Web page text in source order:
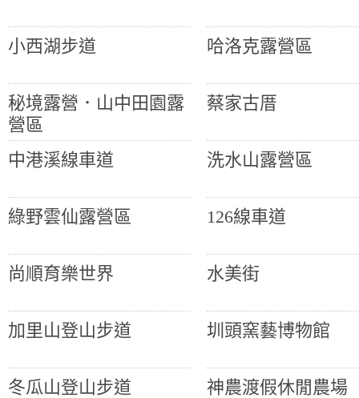
小西湖步道 哈洛克露營區
秘境露營．山中田園露
營區
蔡家古厝
中港溪線車道 洗水山露營區
綠野雲仙露營區 126線車道
尚順育樂世界 水美街
加里山登山步道 圳頭窯藝博物館
冬瓜山登山步道 神農渡假休閒農場